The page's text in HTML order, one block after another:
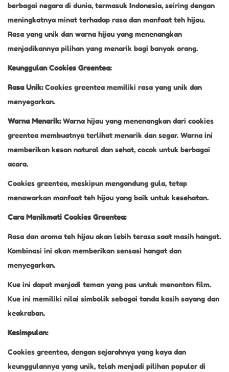
berbagai negara di dunia, termasuk Indonesia, seiring dengan
meningkatnya minat terhadap rasa dan manfaat teh hijau.
Rasa yang unik dan warna hijau yang menenangkan
menjadikannya pilihan yang menarik bagi banyak orang.
Keunggulan Cookies Greentea:
Rasa Unik:Cookies greentea memiliki rasa yang unik dan
menyegarkan.
Warna Menarik:Warna hijau yang menenangkan dari cookies
greentea membuatnya terlihat menarik dan segar. Warna ini
memberikan kesan natural dan sehat, cocok untuk berbagai
acara.
Cookies greentea, meskipun mengandung gula, tetap
menawarkan manfaat teh hijau yang baik untuk kesehatan.
Cara Menikmati Cookies Greentea:
Rasa dan aroma teh hijau akan lebih terasa saat masih hangat.
Kombinasi ini akan memberikan sensasi hangat dan
menyegarkan.
Kue ini dapat menjadi teman yang pas untuk menonton film.
Kue ini memiliki nilai simbolik sebagai tanda kasih sayang dan
keakraban.
Kesimpulan:
Cookies greentea, dengan sejarahnya yang kaya dan
keunggulannya yang unik, telah menjadi pilihan populer di